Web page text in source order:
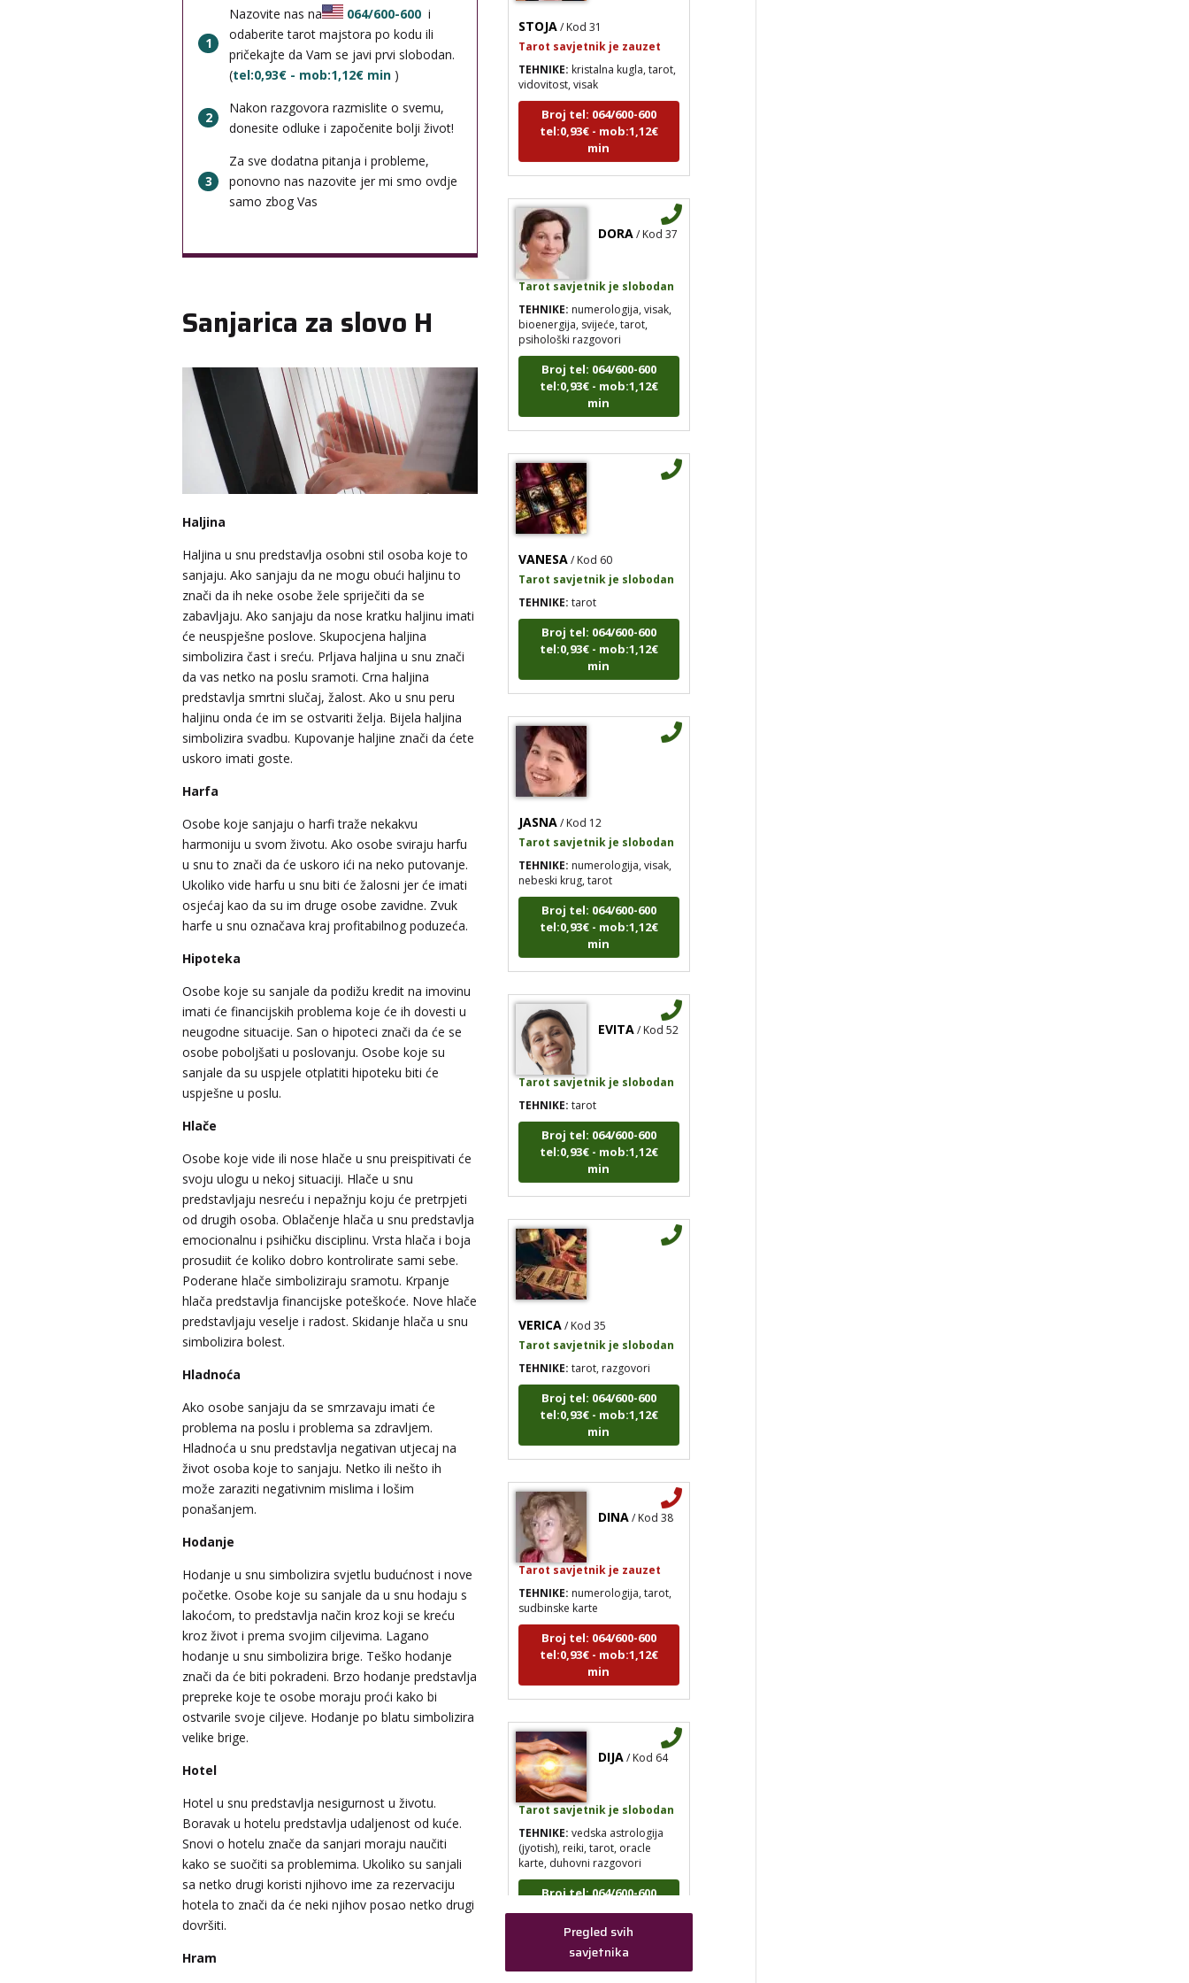
1
Nazovite nas na 064/600-600 i
odaberite tarot majstora po kodu ili
pričekajte da Vam se javi prvi slobodan.
(tel:0,93€ - mob:1,12€ min )
2
Nakon razgovora razmislite o svemu,
donesite odluke i započenite bolji život!
3
Za sve dodatna pitanja i probleme,
ponovno nas nazovite jer mi smo ovdje
samo zbog Vas
Sanjarica za slovo H
Haljina
Haljina u snu predstavlja osobni stil osoba koje to
sanjaju. Ako sanjaju da ne mogu obući haljinu to
znači da ih neke osobe žele spriječiti da se
zabavljaju. Ako sanjaju da nose kratku haljinu imati
će neuspješne poslove. Skupocjena haljina
simbolizira čast i sreću. Prljava haljina u snu znači
da vas netko na poslu sramoti. Crna haljina
predstavlja smrtni slučaj, žalost. Ako u snu peru
haljinu onda će im se ostvariti želja. Bijela haljina
simbolizira svadbu. Kupovanje haljine znači da ćete
uskoro imati goste.
Harfa
Osobe koje sanjaju o harfi traže nekakvu
harmoniju u svom životu. Ako osobe sviraju harfu
u snu to znači da će uskoro ići na neko putovanje.
Ukoliko vide harfu u snu biti će žalosni jer će imati
osjećaj kao da su im druge osobe zavidne. Zvuk
harfe u snu označava kraj profitabilnog poduzeća.
Hipoteka
Osobe koje su sanjale da podižu kredit na imovinu
imati će financijskih problema koje će ih dovesti u
neugodne situacije. San o hipoteci znači da će se
osobe poboljšati u poslovanju. Osobe koje su
sanjale da su uspjele otplatiti hipoteku biti će
uspješne u poslu.
Hlače
Osobe koje vide ili nose hlače u snu preispitivati će
svoju ulogu u nekoj situaciji. Hlače u snu
predstavljaju nesreću i nepažnju koju će pretrpjeti
od drugih osoba. Oblačenje hlača u snu predstavlja
emocionalnu i psihičku disciplinu. Vrsta hlača i boja
prosudiit će koliko dobro kontrolirate sami sebe.
Poderane hlače simboliziraju sramotu. Krpanje
hlača predstavlja financijske poteškoće. Nove hlače
predstavljaju veselje i radost. Skidanje hlača u snu
simbolizira bolest.
Hladnoća
Ako osobe sanjaju da se smrzavaju imati će
problema na poslu i problema sa zdravljem.
Hladnoća u snu predstavlja negativan utjecaj na
život osoba koje to sanjaju. Netko ili nešto ih
može zaraziti negativnim mislima i lošim
ponašanjem.
Hodanje
Hodanje u snu simbolizira svjetlu budućnost i nove
početke. Osobe koje su sanjale da u snu hodaju s
lakoćom, to predstavlja način kroz koji se kreću
kroz život i prema svojim ciljevima. Lagano
hodanje u snu simbolizira brige. Teško hodanje
znači da će biti pokradeni. Brzo hodanje predstavlja
prepreke koje te osobe moraju proći kako bi
ostvarile svoje ciljeve. Hodanje po blatu simbolizira
velike brige.
Hotel
Hotel u snu predstavlja nesigurnost u životu.
Boravak u hotelu predstavlja udaljenost od kuće.
Snovi o hotelu znače da sanjari moraju naučiti
kako se suočiti sa problemima. Ukoliko su sanjali
sa netko drugi koristi njihovo ime za rezervaciju
hotela to znači da će neki njihov posao netko drugi
dovršiti.
Hram
/ Kod 31
Tarot savjetnik je zauzet
TEHNIKE:kristalna kugla, tarot,
vidovitost, visak
Broj tel: 064/600-600
tel:0,93€ - mob:1,12€
min
/ Kod 37
Tarot savjetnik je slobodan
TEHNIKE:numerologija, visak,
bioenergija, svijeće, tarot,
psihološki razgovori
Broj tel: 064/600-600
tel:0,93€ - mob:1,12€
min
VANESA/ Kod 60
Tarot savjetnik je slobodan
TEHNIKE:tarot
Broj tel: 064/600-600
tel:0,93€ - mob:1,12€
min
JASNA/ Kod 12
Tarot savjetnik je slobodan
TEHNIKE:numerologija, visak,
nebeski krug, tarot
Broj tel: 064/600-600
tel:0,93€ - mob:1,12€
min
/ Kod 52
Tarot savjetnik je slobodan
TEHNIKE:tarot
Broj tel: 064/600-600
tel:0,93€ - mob:1,12€
min
VERICA/ Kod 35
Tarot savjetnik je slobodan
TEHNIKE:tarot, razgovori
Broj tel: 064/600-600
tel:0,93€ - mob:1,12€
min
/ Kod 38
Tarot savjetnik je zauzet
TEHNIKE:numerologija, tarot,
Broj tel: 064/600-600
tel:0,93€ - mob:1,12€
min
Tarot savjetnik je slobodan
TEHNIKE:vedska astrologija
(jyotish), reiki, tarot, oracle
karte, duhovni razgovori
Broj tel: 064/600-600
tel:0,93€ - mob:1,12€
Pregled svih
savjetnika